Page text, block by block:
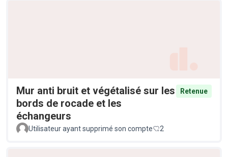
Mur anti bruit et végétalisé sur les
bords de rocade et les
échangeurs
Retenue
Utilisateur ayant supprimé son compte 2